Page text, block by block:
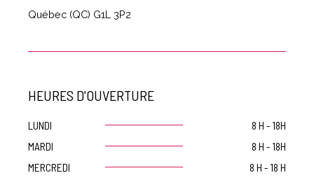
Québec (QC) G1L 3P2
HEURES D'OUVERTURE
LUNDI
8 H - 18H
MARDI
8 H - 18H
MERCREDI
8 H - 18 H